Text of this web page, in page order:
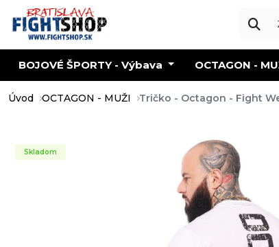
BOJOVÉ ŠPORTY - Výbava OCTAGON -
Úvod OCTAGON - MUŽI Tričko - Octagon - Fight
Skladom